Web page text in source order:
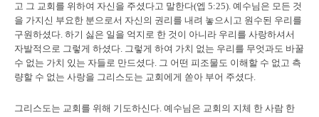
고 그 교회를 위하여 자신을 주셨다고 말한다(엡 5:25). 예수님은 모든 것
을 가지신 부요한 분으로서 자신의 권리를 내려 놓으시고 원수된 우리를
구원하셨다. 하기 싫은 일을 억지로 한 것이 아니라 우리를 사랑하셔서
자발적으로 그렇게 하셨다. 그렇게 하여 가치 없는 우리를 무엇과도 바꿀
수 없는 가치 있는 자들로 만드셨다. 그 어떤 피조물도 이해할 수 없고 측
량할 수 없는 사랑을 그리스도는 교회에게 쏟아 부어 주셨다.
그리스도는 교회를 위해 기도하신다. 예수님은 교회의 지체 한 사람 한